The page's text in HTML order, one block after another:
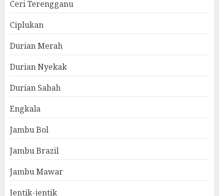
Ceri Terengganu
Ciplukan
Durian Merah
Durian Nyekak
Durian Sabah
Engkala
Jambu Bol
Jambu Brazil
Jambu Mawar
Jentik-jentik